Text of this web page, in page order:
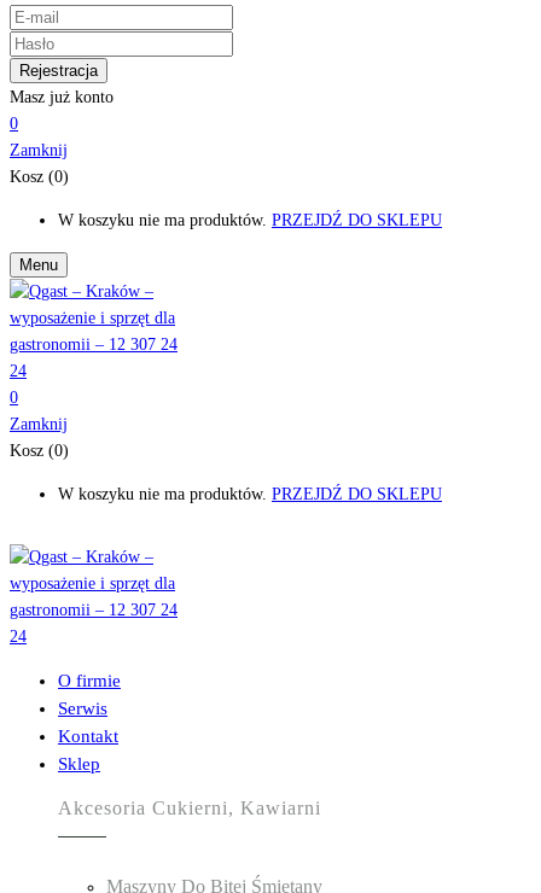
Masz już konto
0
Zamknij
Kosz (0)
W koszyku nie ma produktów. PRZEJDŹ DO SKLEPU
Menu
0
Zamknij
Kosz (0)
W koszyku nie ma produktów. PRZEJDŹ DO SKLEPU
O firmie
Serwis
Kontakt
Sklep
Akcesoria Cukierni, Kawiarni
Maszyny Do Bitej Śmietany